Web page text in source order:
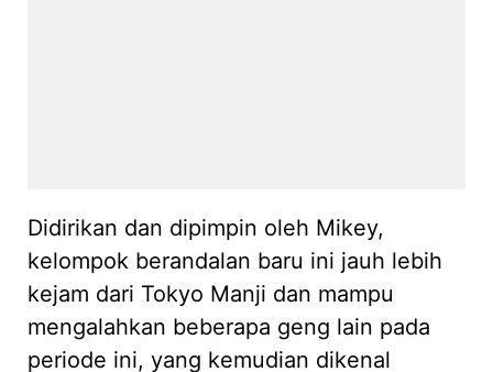
Didirikan dan dipimpin oleh Mikey,
kelompok berandalan baru ini jauh lebih
kejam dari Tokyo Manji dan mampu
mengalahkan beberapa geng lain pada
periode ini, yang kemudian dikenal